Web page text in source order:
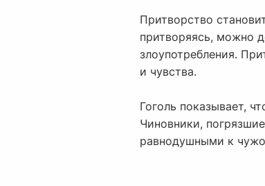
Притворство
притворяясь, можно
злоупотребления.
и чувства.
Гоголь показывает,
Чиновники,
равнодушными к